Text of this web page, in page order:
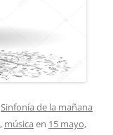
Sinfonía de la mañana
, música en 15 mayo,